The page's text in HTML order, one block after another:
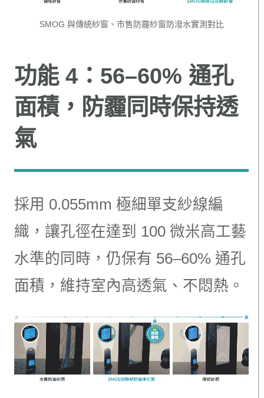
SMOG 與傳統紗窗、市售防霾紗窗防潑水實測對比
功能 4：56–60% 通孔
面積，防霾同時保持透
氣
採用 0.055mm 極細單支紗線編
織，讓孔徑在達到 100 微米高工藝
水準的同時，仍保有 56–60% 通孔
面積，維持室內高透氣、不悶熱。